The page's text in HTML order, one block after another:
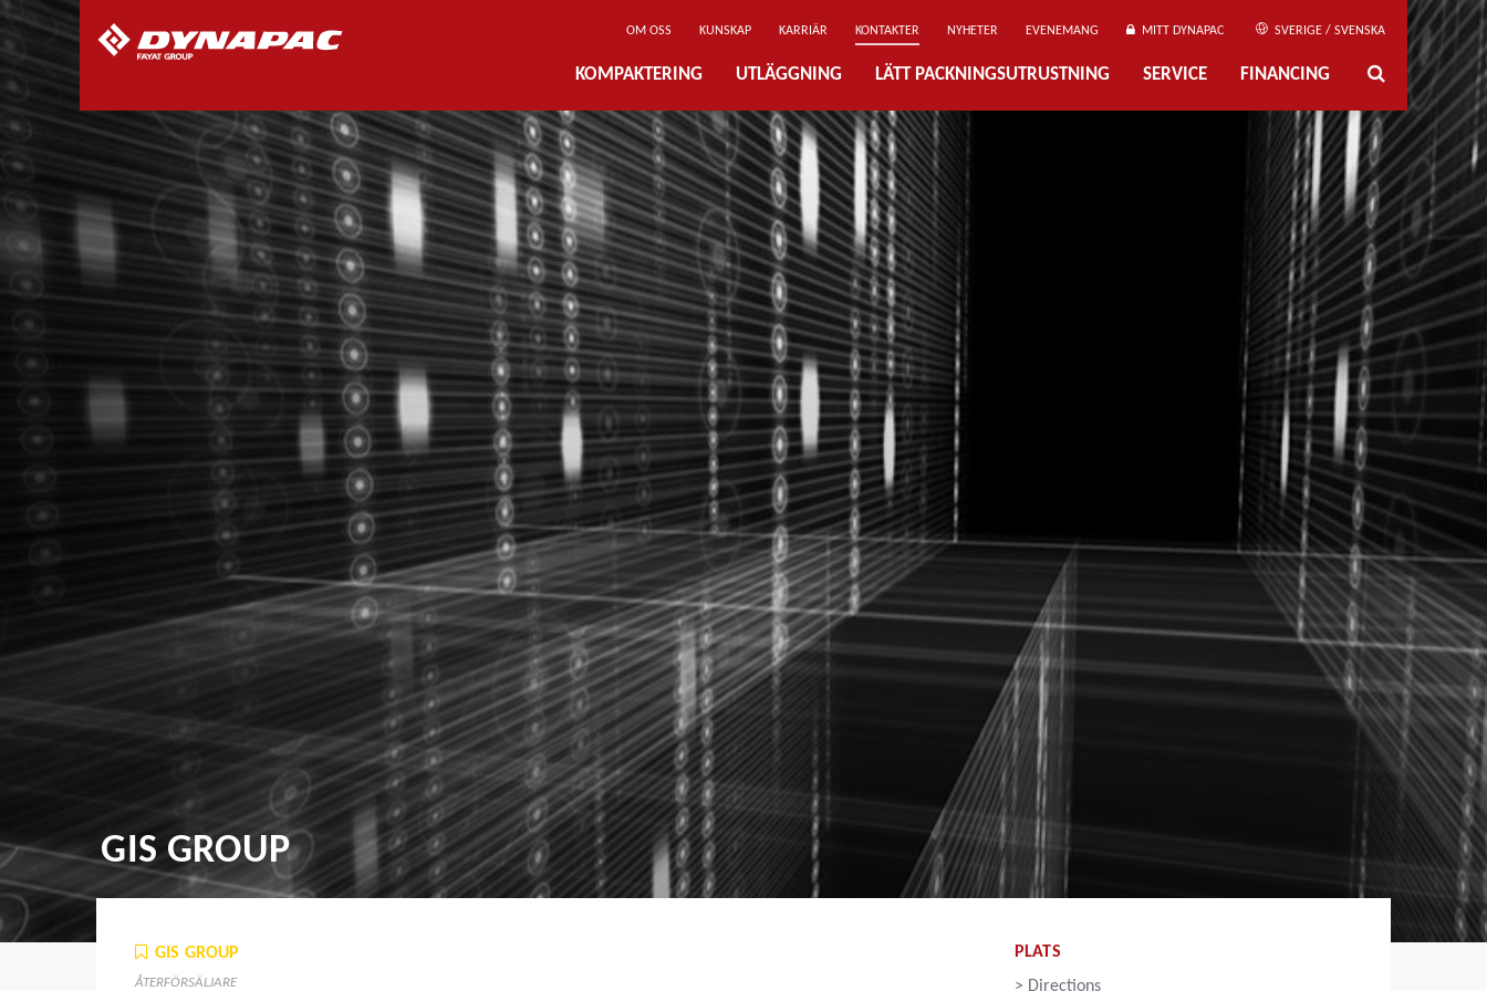
OM OSS KUNSKAP KARRIÄR KONTAKTER NYHETER EVENEMANG MITT DYNAPAC SVERIGE / SVENSKA
KOMPAKTERING UTLÄGGNING LÄTT PACKNINGSUTRUSTNING SERVICE FINANCING
GIS GROUP
GIS GROUP
ÅTERFÖRSÄLJARE
PLATS
> Directions